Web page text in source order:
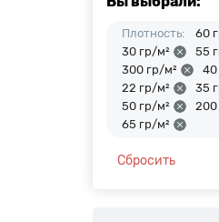
Плотность:
60
30 гр/м²
55
300 гр/м²
40
22 гр/м²
35
50 гр/м²
200
65 гр/м²
Сбросить